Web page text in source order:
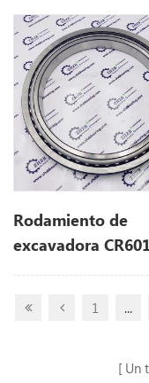
Rodamiento de
excavadora
(300 * 380 * 39)
1 ...
Un